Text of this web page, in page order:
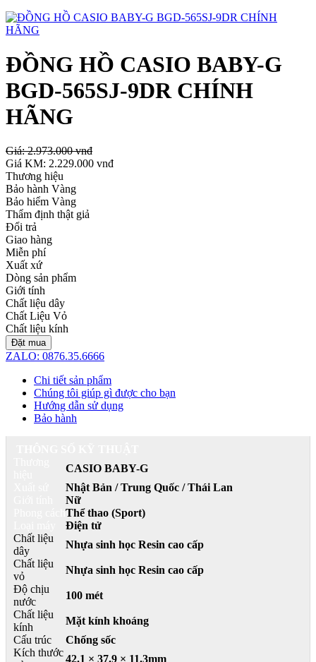
ĐỒNG HỒ CASIO BABY-G
BGD-565SJ-9DR CHÍNH
HÃNG
Giá:2.973.000 vnđ
Giá KM: 2.229.000 vnđ
Thương hiệu
Bảo hành Vàng
Bảo hiểm Vàng
Thẩm định thật giả
Đổi trả
Giao hàng
Miễn phí
Xuất xứ
Dòng sản phẩm
Giới tính
Chất liệu dây
Chất Liệu Vỏ
Chất liệu kính
Đặt mua
ZALO: 0876.35.6666
Chi tiết sản phẩm
Chúng tôi giúp gì được cho bạn
Hướng dẫn sử dụng
Bảo hành
CASIO BABY-G
Nhật Bản / Trung Quốc / Thái Lan
Nữ
Thể thao (Sport)
Điện tử
Chất liệu
dây
Nhựa sinh học Resin cao cấp
Chất liệu
vỏ
Nhựa sinh học Resin cao cấp
Độ chịu
nước
100 mét
Chất liệu
kính
Mặt kính khoáng
Cấu trúc
Chống sốc
Kích thước
42.1 × 37.9 × 11.3mm